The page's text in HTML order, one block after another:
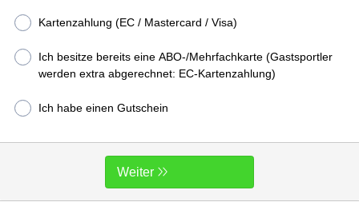
Kartenzahlung (EC / Mastercard / Visa)
Ich besitze bereits eine ABO-/Mehrfachkarte (Gastsportler
werden extra abgerechnet: EC-Kartenzahlung)
Ich habe einen Gutschein
Weiter